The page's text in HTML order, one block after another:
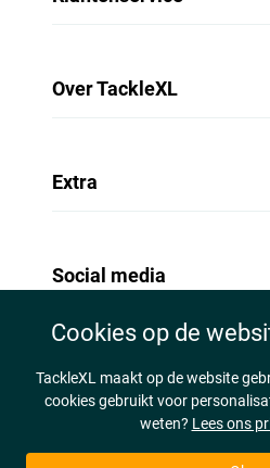
Over TackleXL
Extra
Social media
Cookies op de
TackleXL maakt op de website
cookies gebruikt voor
weten? Lees ons